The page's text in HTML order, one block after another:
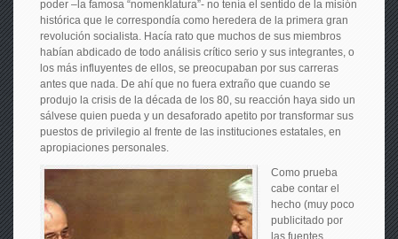
poder –la famosa “nomenklatura”- no tenía el sentido de la misión
histórica que le correspondía como heredera de la primera gran
revolución socialista. Hacía rato que muchos de sus miembros
habían abdicado de todo análisis crítico serio y sus integrantes, o
los más influyentes de ellos, se preocupaban por sus carreras
antes que nada. De ahí que no fuera extraño que cuando se
produjo la crisis de la década de los 80, su reacción haya sido un
sálvese quien pueda y un desaforado apetito por transformar sus
puestos de privilegio al frente de las instituciones estatales, en
apropiaciones personales.
Como prueba
cabe contar el
hecho (muy poco
publicitado por
las fuentes